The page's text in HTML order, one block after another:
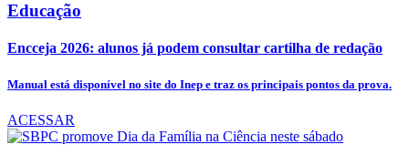
Educação
Encceja 2026: alunos já podem consultar cartilha de redação
Manual está disponível no site do Inep e traz os principais pontos da prova.
ACESSAR